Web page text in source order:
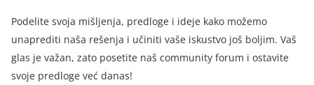
Podelite svoja mišljenja, predloge i ideje kako možemo
unaprediti naša rešenja i učiniti vaše iskustvo još boljim. Vaš
glas je važan, zato posetite naš community forum i ostavite
svoje predloge već danas!